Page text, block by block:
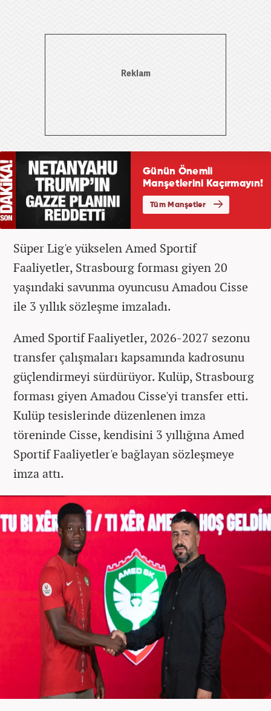
Süper Lig'e yükselen Amed Sportif
Faaliyetler, Strasbourg forması giyen 20
yaşındaki savunma oyuncusu Amadou Cisse
ile 3 yıllık sözleşme imzaladı.
Amed Sportif Faaliyetler, 2026-2027 sezonu
transfer çalışmaları kapsamında kadrosunu
güçlendirmeyi sürdürüyor. Kulüp, Strasbourg
forması giyen Amadou Cisse'yi transfer etti.
Kulüp tesislerinde düzenlenen imza
töreninde Cisse, kendisini 3 yıllığına Amed
Sportif Faaliyetler'e bağlayan sözleşmeye
imza attı.